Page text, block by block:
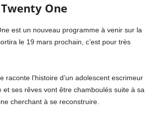
One
est un nouveau programme à venir sur la
le 19 mars prochain, c’est pour très
raconte l’histoire d’un adolescent escrimeur
et ses rêves vont être chamboulés suite à sa
cherchant à se reconstruire.